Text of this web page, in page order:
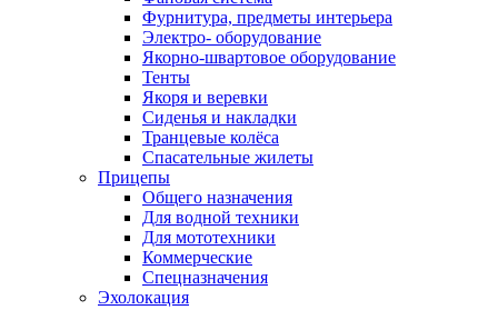
Фурнитура, предметы интерьера
Электро- оборудование
Якорно-швартовое оборудование
Тенты
Якоря и веревки
Сиденья и накладки
Транцевые колёса
Спасательные жилеты
Прицепы
Общего назначения
Для водной техники
Для мототехники
Коммерческие
Спецназначения
Эхолокация